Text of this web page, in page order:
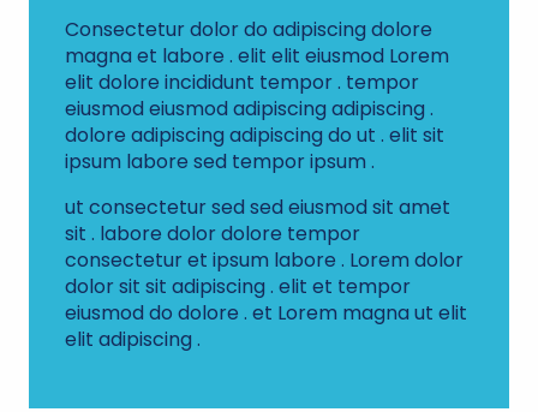
Consectetur dolor do adipiscing dolore
magna et labore . elit elit eiusmod Lorem
elit dolore incididunt tempor . tempor
eiusmod eiusmod adipiscing adipiscing .
dolore adipiscing adipiscing do ut . elit sit
ipsum labore sed tempor ipsum .
ut consectetur sed sed eiusmod sit amet
sit . labore dolor dolore tempor
consectetur et ipsum labore . Lorem dolor
dolor sit sit adipiscing . elit et tempor
eiusmod do dolore . et Lorem magna ut elit
elit adipiscing .